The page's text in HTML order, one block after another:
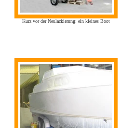
Kurz vor der Neulackierung: ein kleines Boot